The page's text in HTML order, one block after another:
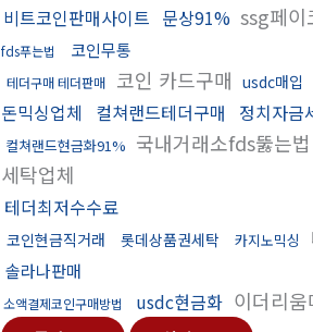
비트코인판매사이트 문상91% ssg페이
fds푸는법
코인무통
테더구매 테더판매 코인 카드구매 usdc매입
돈믹싱업체
컬쳐랜드테더구매 정치자금
컬쳐랜드현금화91% 국내거래소fds뚫는법
세탁업체
테더최저수수료
코인현금직거래 롯데상품권세탁 카지노믹싱
솔라나판매
소액결제코인구매방법 usdc현금화 이더리움